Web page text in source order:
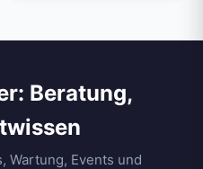
Beratung,
Wartung, Events und